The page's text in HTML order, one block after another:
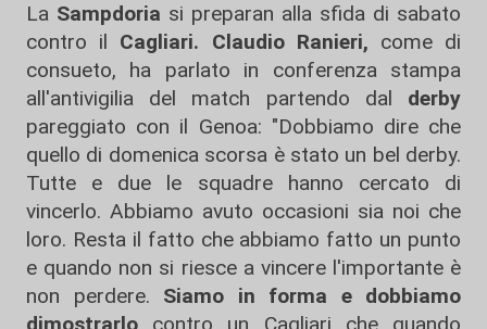
La Sampdoria si preparan alla sfida di sabato
contro il Cagliari. Claudio Ranieri, come di
consueto, ha parlato in conferenza stampa
all'antivigilia del match partendo dal derby
pareggiato con il Genoa: "Dobbiamo dire che
quello di domenica scorsa è stato un bel derby.
Tutte e due le squadre hanno cercato di
vincerlo. Abbiamo avuto occasioni sia noi che
loro. Resta il fatto che abbiamo fatto un punto
e quando non si riesce a vincere l'importante è
non perdere. Siamo in forma e dobbiamo